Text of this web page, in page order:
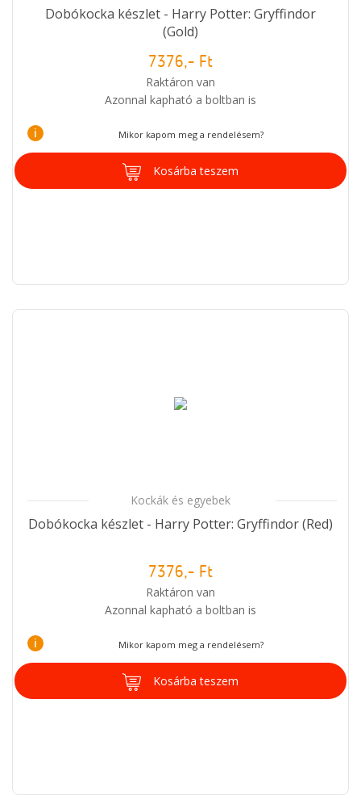
Dobókocka készlet - Harry Potter: Gryffindor
(Gold)
7376,- Ft
Raktáron van
Azonnal kapható a boltban is
i Mikor kapom meg a rendelésem?
Kosárba teszem
Kockák és egyebek
Dobókocka készlet - Harry Potter: Gryffindor (Red)
7376,- Ft
Raktáron van
Azonnal kapható a boltban is
i Mikor kapom meg a rendelésem?
Kosárba teszem